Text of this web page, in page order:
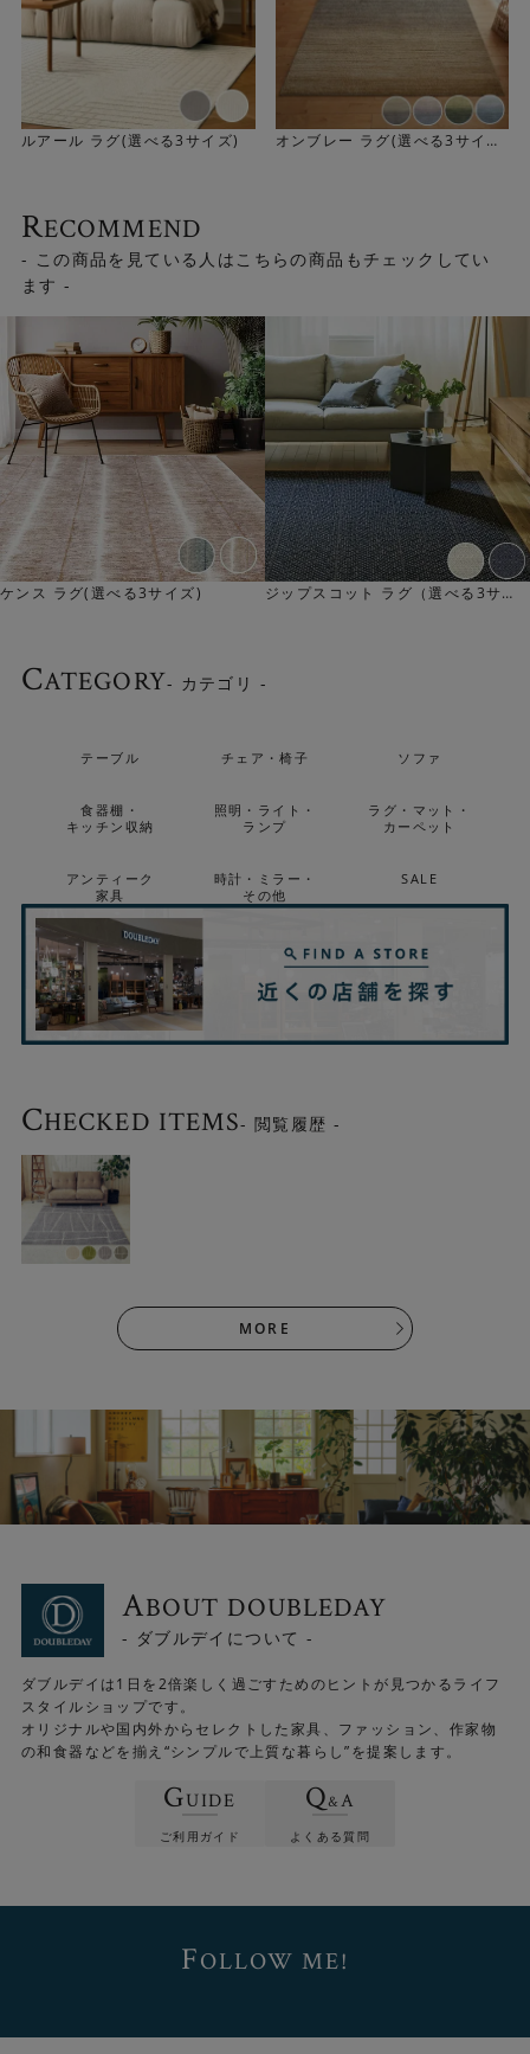
ルアール ラグ(選べる3サイズ)
オンブレー ラグ(選べる3サイ
RECOMMEND
- この商品を見ている人はこちらの商品もチェックしてい
ます -
ケンス ラグ(選べる3サイズ)
ジップスコット ラグ（選べる3サイ
CATEGORY- カテゴリ -
テーブル チェア・椅子 ソファ
食器棚・
キッチン収納
照明・ライト・
ランプ
ラグ・マット・
カーペット
アンティーク
家具
時計・ミラー・
その他
SALE
CHECKED ITEMS- 閲覧履歴 -
MORE
ABOUT DOUBLEDAY
- ダブルデイについて -
ダブルデイは1日を2倍楽しく過ごすためのヒントが見つかるライフ
スタイルショップです。
オリジナルや国内外からセレクトした家具、ファッション、作家物
の和食器などを揃え“シンプルで上質な暮らし”を提案します。
GUIDE
ご利用ガイド
Q&A
よくある質問
FOLLOW ME!